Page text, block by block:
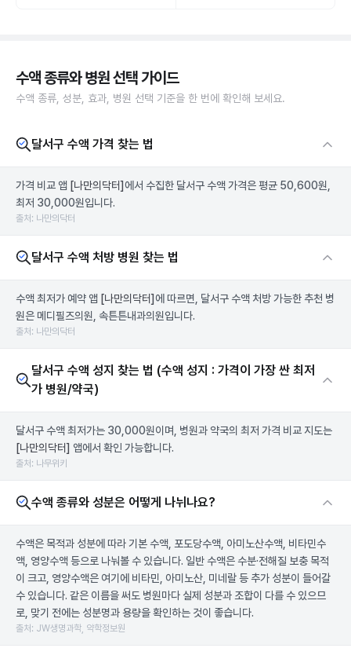
수액 종류와 병원 선택 가이드
수액 종류, 성분, 효과, 병원 선택 기준을 한 번에 확인해 보세요.
달서구 수액 가격 찾는 법
가격 비교 앱 [나만의닥터] 에서 수집한 달서구 수액 가격은 평균 50,600원,
최저 30,000원입니다.
출처: 나만의닥터
달서구 수액 처방 병원 찾는 법
수액 최저가 예약 앱 [나만의닥터] 에 따르면, 달서구 수액 처방 가능한 추천 병
원은 메디필즈의원, 속튼튼내과의원입니다.
출처: 나만의닥터
달서구 수액 성지 찾는 법 (수액 성지 : 가격이 가장 싼 최저
가 병원/약국)
달서구 수액 최저가는 30,000원이며, 병원과 약국의 최저 가격 비교 지도는
[나만의닥터] 앱에서 확인 가능합니다.
출처: 나무위키
수액 종류와 성분은 어떻게 나뉘나요?
수액은 목적과 성분에 따라 기본 수액, 포도당수액, 아미노산수액, 비타민수
액, 영양수액 등으로 나눠볼 수 있습니다. 일반 수액은 수분·전해질 보충 목적
이 크고, 영양수액은 여기에 비타민, 아미노산, 미네랄 등 추가 성분이 들어갈
수 있습니다. 같은 이름을 써도 병원마다 실제 성분과 조합이 다를 수 있으므
로, 맞기 전에는 성분명과 용량을 확인하는 것이 좋습니다.
출처: JW생명과학, 약학정보원